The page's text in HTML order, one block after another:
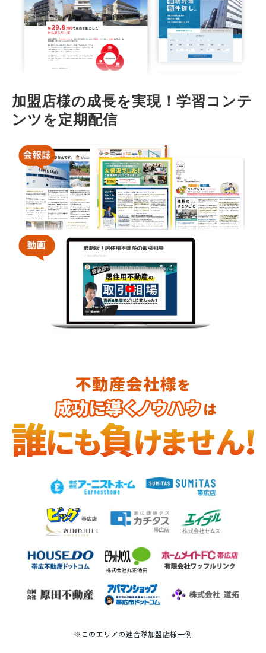
加盟店様の成長を実現！学習コンテ
ンツを定期配信
※このエリアの連合隊加盟店様一例